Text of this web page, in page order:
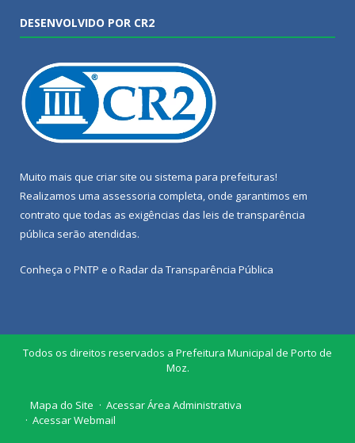
DESENVOLVIDO POR CR2
Muito mais que criar site ou sistema para prefeituras!
Realizamos uma assessoria completa, onde garantimos em
contrato que todas as exigências das leis de transparência
pública serão atendidas.
Conheça o PNTP e o Radar da Transparência Pública
Todos os direitos reservados a Prefeitura Municipal de Porto de
Moz.
Mapa do Site
Acessar Área Administrativa
Acessar Webmail